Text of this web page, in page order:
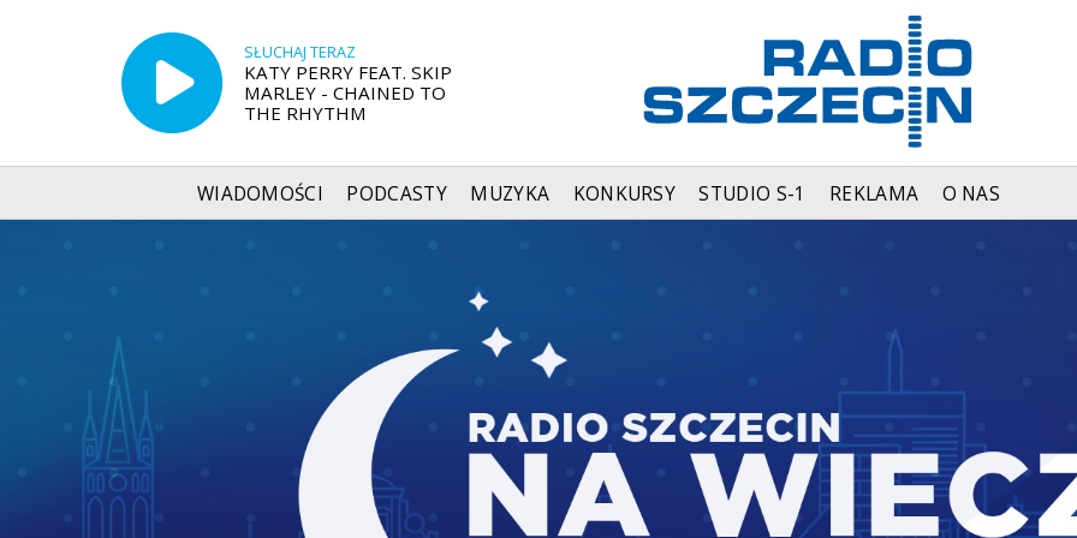
SŁUCHAJ TERAZ
KATY PERRY FEAT. SKIP
MARLEY - CHAINED TO
THE RHYTHM
WIADOMOŚCI PODCASTY MUZYKA KONKURSY STUDIO S-1 REKLAMA O NAS